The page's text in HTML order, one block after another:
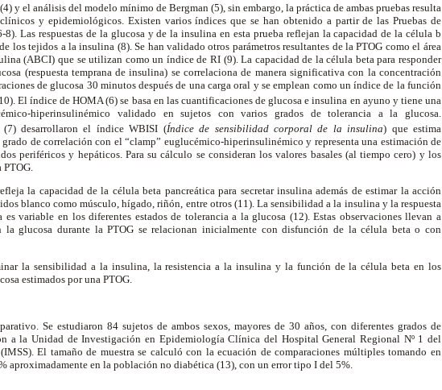
y el análisis del modelo mínimo de Bergman (5), sin embargo, la práctica de ambas pruebas resulta
y epidemiológicos. Existen varios índices que se han obtenido a partir de las Pruebas de
8). Las respuestas de la glucosa y de la insulina en esta prueba reflejan la capacidad de la célula b
los tejidos a la insulina (8). Se han validado otros parámetros resultantes de la PTOG como el área
(ABCI) que se utilizan como un índice de RI (9). La capacidad de la célula beta para responder
(respuesta temprana de insulina) se correlaciona de manera significativa con la concentración
de glucosa 30 minutos después de una carga oral y se emplean como un índice de la función
El índice de HOMA (6) se basa en las cuantificaciones de glucosa e insulina en ayuno y tiene una
hiperinsulinémico validado en sujetos con varios grados de tolerancia a la glucosa.
(7) desarrollaron el índice WBISI (Índice de sensibilidad corporal de la insulina) que estima
de correlación con el “clamp” euglucémico-hiperinsulinémico y representa una estimación de
periféricos y hepáticos. Para su cálculo se consideran los valores basales (al tiempo cero) y los
PTOG.
la capacidad de la célula beta pancreática para secretar insulina además de estimar la acción
blanco como músculo, hígado, riñón, entre otros (11). La sensibilidad a la insulina y la respuesta
variable en los diferentes estados de tolerancia a la glucosa (12). Estas observaciones llevan a
la glucosa durante la PTOG se relacionan inicialmente con disfunción de la célula beta o con
la sensibilidad a la insulina, la resistencia a la insulina y la función de la célula beta en los
estimados por una PTOG.
Se estudiaron 84 sujetos de ambos sexos, mayores de 30 años, con diferentes grados de
a la Unidad de Investigación en Epidemiología Clínica del Hospital General Regional Nº 1 del
El tamaño de muestra se calculó con la ecuación de comparaciones múltiples tomando en
aproximadamente en la población no diabética (13), con un error tipo I del 5%.